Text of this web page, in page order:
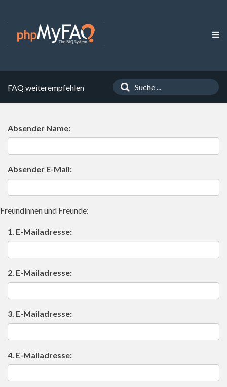
FAQ weiterempfehlen
Absender Name:
Absender E-Mail:
Freundinnen und Freunde:
1. E-Mailadresse:
2. E-Mailadresse:
3. E-Mailadresse:
4. E-Mailadresse: